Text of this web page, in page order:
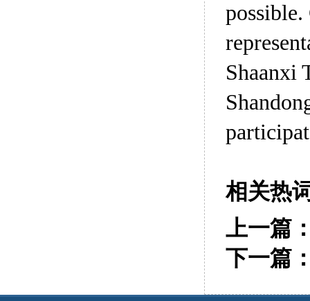
Shaanxi
相关热
上一篇
下一篇